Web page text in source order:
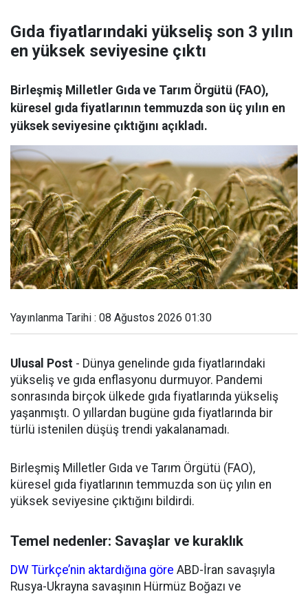
Gıda fiyatlarındaki yükseliş son 3 yılın
en yüksek seviyesine çıktı
Birleşmiş Milletler Gıda ve Tarım Örgütü (FAO),
küresel gıda fiyatlarının temmuzda son üç yılın en
yüksek seviyesine çıktığını açıkladı.
Yayınlanma Tarihi : 08 Ağustos 2026 01:30
Ulusal Post - Dünya genelinde gıda fiyatlarındaki
yükseliş ve gıda enflasyonu durmuyor. Pandemi
sonrasında birçok ülkede gıda fiyatlarında yükseliş
yaşanmıştı. O yıllardan bugüne gıda fiyatlarında bir
türlü istenilen düşüş trendi yakalanamadı.
Birleşmiş Milletler Gıda ve Tarım Örgütü (FAO),
küresel gıda fiyatlarının temmuzda son üç yılın en
yüksek seviyesine çıktığını bildirdi.
Temel nedenler: Savaşlar ve kuraklık
DW Türkçe’nin aktardığına göre ABD-İran savaşıyla
Rusya-Ukrayna savaşının Hürmüz Boğazı ve